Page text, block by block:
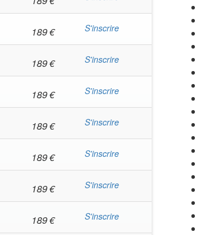
189€ S'inscrire
189€ S'inscrire
189€ S'inscrire
189€ S'inscrire
189€ S'inscrire
189€ S'inscrire
189€ S'inscrire